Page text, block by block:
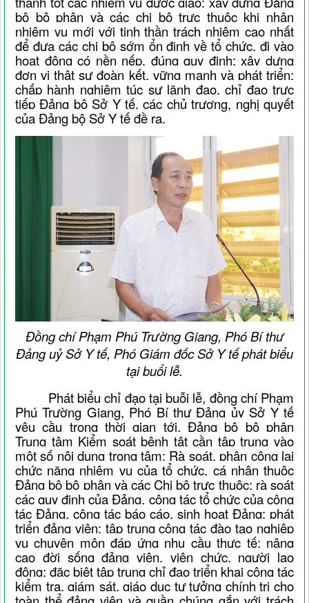
bộ bộ phận và các chi bộ trực thuộc khi nhận
nhiệm vụ mới với tinh thần trách nhiệm cao nhất
để đưa các chi bộ sớm ổn định về tổ chức, đi vào
hoạt động có nền nếp, đúng quy định; xây dựng
đơn vị thật sự đoàn kết, vững mạnh và phát triển;
chấp hành nghiêm túc sự lãnh đạo, chỉ đạo trực
tiếp Đảng bộ Sở Y tế, các chủ trương, nghị quyết
của Đảng bộ Sở Y tế đề ra.
Đồng chí Phạm Phú Trường Giang, Phó Bí thư
Đảng uỷ Sở Y tế, Phó Giám đốc Sở Y tế phát biểu
tại buổi lễ.
Phát biểu chỉ đạo tại buỗi lễ, đồng chí Phạm
Phú Trường Giang, Phó Bí thư Đảng ủy Sở Y tế
yêu cầu trong thời gian tới, Đảng bộ bộ phận
Trung tâm Kiểm soát bệnh tật cần tập trung vào
một số nội dung trọng tâm: Rà soát, phân công lại
chức năng nhiệm vụ của tổ chức, cá nhân thuộc
Đảng bộ bộ phận và các Chi bộ trực thuộc; rà soát
các quy định của Đảng, công tác tổ chức của công
tác Đảng, công tác báo cáo, sinh hoạt Đảng; phát
triển đảng viên; tập trung công tác đào tạo nghiệp
vụ chuyên môn đáp ứng nhu cầu thực tế; nâng
cao đời sống đảng viên, viên chức, người lao
động; đặc biệt tập trung chỉ đạo triển khai công tác
kiểm tra, giám sát, giáo dục tư tưởng chính trị cho